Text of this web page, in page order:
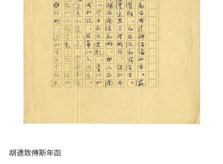
胡適致傅斯年函